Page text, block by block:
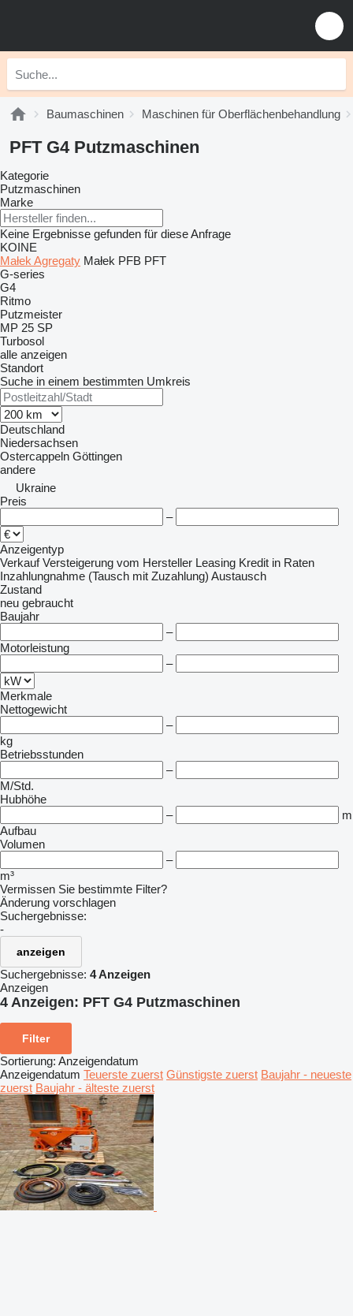
Baumaschinen Maschinen für Oberflächenbehandlung
PFT G4 Putzmaschinen
Kategorie
Putzmaschinen
Marke
Keine Ergebnisse gefunden für diese Anfrage
KOINE
Małek Agregaty Małek PFB PFT
G-series
G4
Ritmo
Putzmeister
MP 25 SP
Turbosol
alle anzeigen
Standort
Suche in einem bestimmten Umkreis
Deutschland
Niedersachsen
Ostercappeln Göttingen
andere
Ukraine
Preis
–
Anzeigentyp
Verkauf Versteigerung vom Hersteller Leasing Kredit in Raten
Inzahlungnahme (Tausch mit Zuzahlung) Austausch
Zustand
neu gebraucht
Baujahr
–
Motorleistung
–
Merkmale
Nettogewicht
–
kg
Betriebsstunden
–
M/Std.
Hubhöhe
–
m
Aufbau
Volumen
–
m³
Vermissen Sie bestimmte Filter?
Änderung vorschlagen
Suchergebnisse:
-
anzeigen
Suchergebnisse: 4 Anzeigen
Anzeigen
4 Anzeigen: PFT G4 Putzmaschinen
Filter
Sortierung: Anzeigendatum
Anzeigendatum Teuerste zuerst Günstigste zuerst Baujahr - neueste
zuerst Baujahr - älteste zuerst